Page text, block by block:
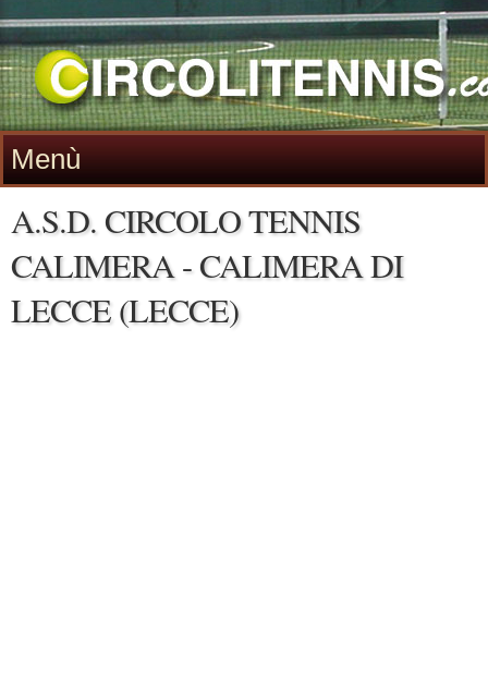
Menù
A.S.D. CIRCOLO TENNIS
CALIMERA - CALIMERA DI
LECCE (LECCE)